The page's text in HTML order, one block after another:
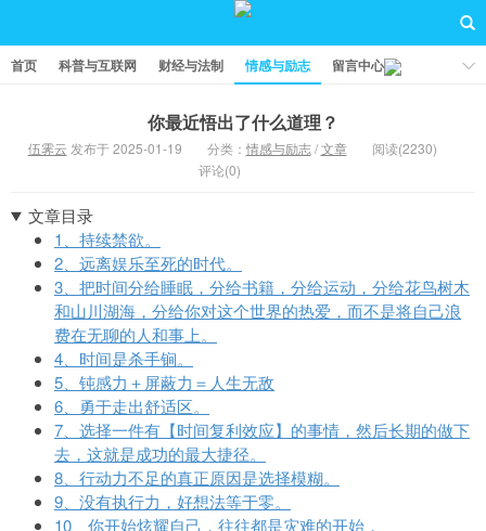
首页 科普与互联网 财经与法制 情感与励志 留言中心
你最近悟出了什么道理？
伍霁云 发布于 2025-01-19 分类： 情感与励志/文章
阅读(2230)
评论(0)
文章目录
1、持续禁欲。
2、远离娱乐至死的时代。
3、把时间分给睡眠，分给书籍，分给运动，分给花鸟树木
和山川湖海，分给你对这个世界的热爱，而不是将自己浪
费在无聊的人和事上。
4、时间是杀手锏。
5、钝感力＋屏蔽力＝人生无敌
6、勇于走出舒适区。
7、选择一件有【时间复利效应】的事情，然后长期的做下
去，这就是成功的最大捷径。
8、行动力不足的真正原因是选择模糊。
9、没有执行力，好想法等于零。
10、你开始炫耀自己，往往都是灾难的开始，